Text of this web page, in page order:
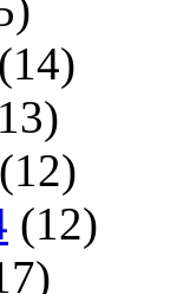
(14)
(12)
(12)